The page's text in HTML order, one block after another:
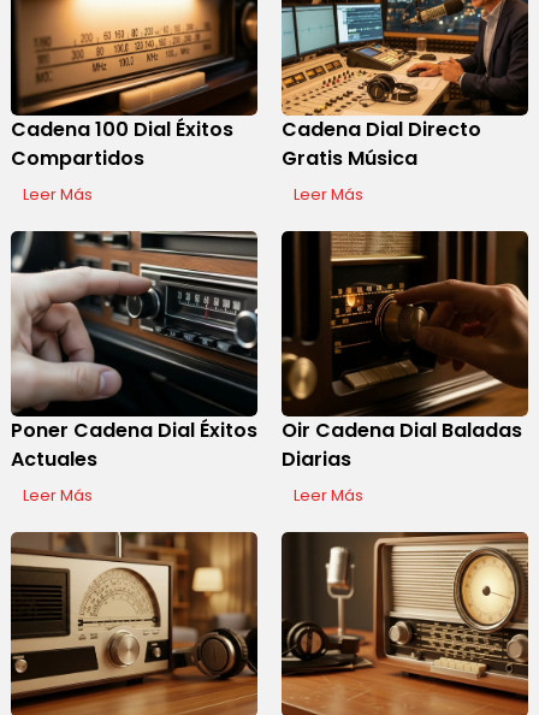
Cadena 100 Dial Éxitos
Compartidos
Leer Más
Cadena Dial Directo
Gratis Música
Leer Más
Poner Cadena Dial Éxitos
Actuales
Leer Más
Oir Cadena Dial Baladas
Diarias
Leer Más